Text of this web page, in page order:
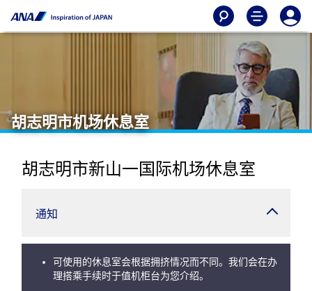
胡志明市机场休息室
胡志明市新山一国际机场休息室
通知
可使用的休息室会根据拥挤情况而不同。我们会在办
理搭乘手续时于值机柜台为您介绍。